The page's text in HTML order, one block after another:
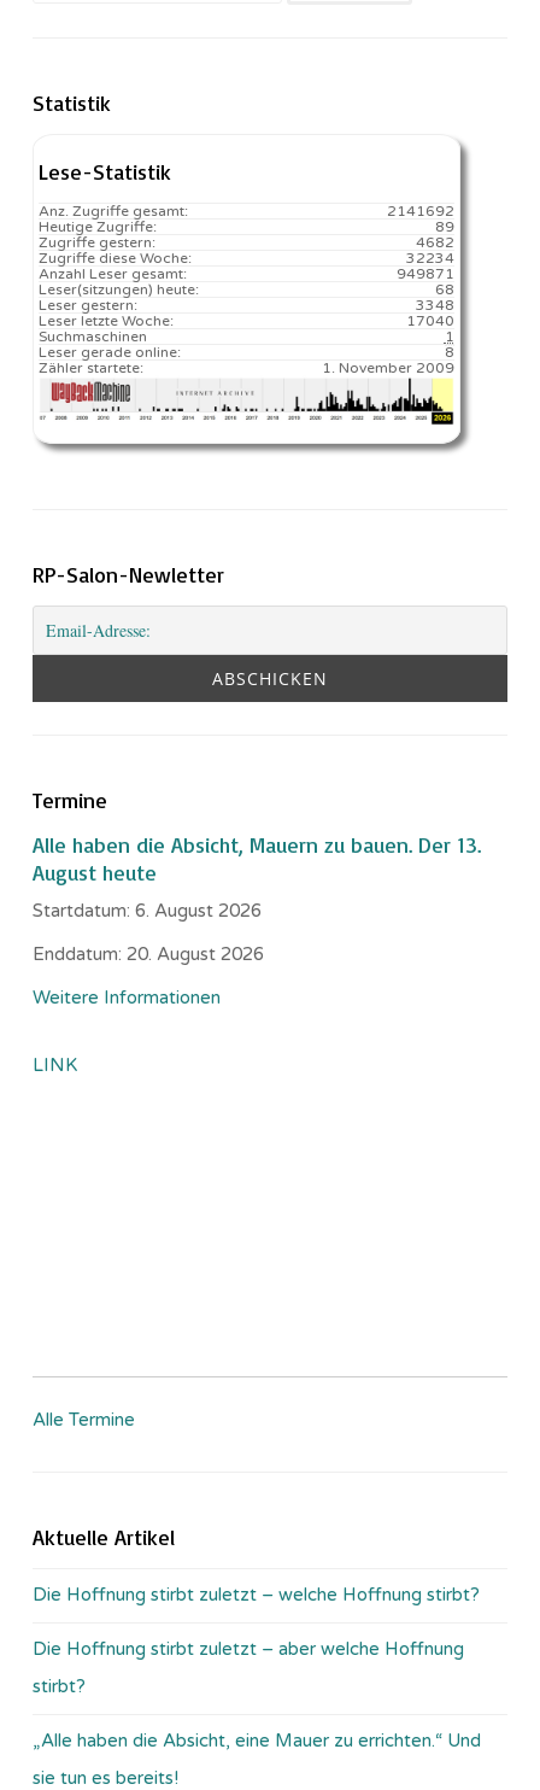
Statistik
Lese-Statistik
2141692
Anz. Zugriffe gesamt:
89
Heutige Zugriffe:
4682
Zugriffe gestern:
32234
Zugriffe diese Woche:
949871
Anzahl Leser gesamt:
68️
Leser(sitzungen) heute:
3348
Leser gestern:
17040️
Leser letzte Woche:
1
Suchmaschinen
8
Leser gerade online:
1. November 2009
Zähler startete:
RP-Salon-Newletter
Termine
Alle haben die Absicht, Mauern zu bauen. Der 13.
August heute
Startdatum: 6. August 2026
Enddatum: 20. August 2026
Weitere Informationen
LINK
Alle Termine
Aktuelle Artikel
Die Hoffnung stirbt zuletzt – welche Hoffnung stirbt?
Die Hoffnung stirbt zuletzt – aber welche Hoffnung
stirbt?
„Alle haben die Absicht, eine Mauer zu errichten.“ Und
sie tun es bereits!